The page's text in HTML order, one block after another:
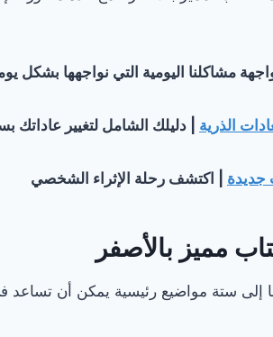
مشاكلنا اليومية التي نواجهها بشكل
الذرية | دليلك الشامل لتغيير عاداتك
جديدة | اكتشف رحلة الإثراء الشخصي
مميز بالأصفر
إلى ستة مواضيع رئيسية يمكن أن